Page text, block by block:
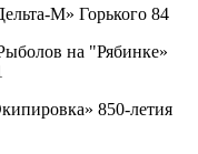
М» Горького 84
на "Рябинке»
850-летия